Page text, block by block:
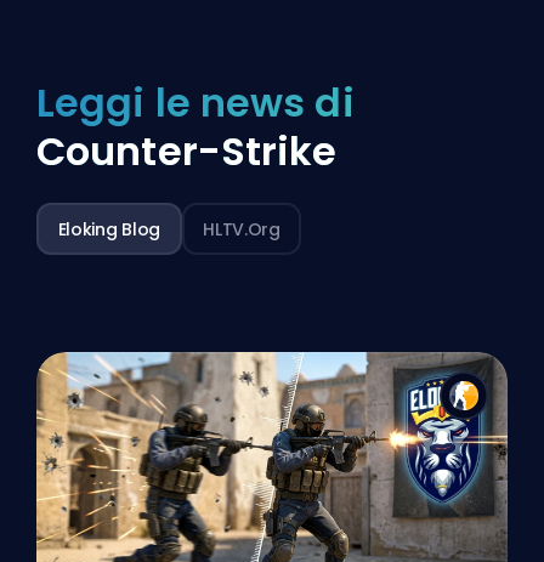
Leggi le news di
Counter-Strike
Eloking Blog HLTV.org